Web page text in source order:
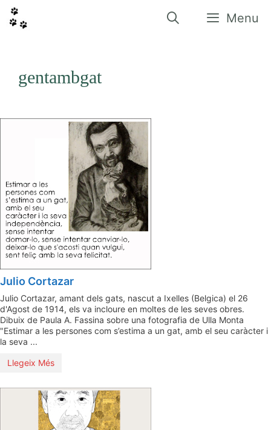
contingut
Menu
gentambgat
Julio Cortazar
Julio Cortazar, amant dels gats, nascut a Ixelles (Belgica) el 26
d'Agost de 1914, els va incloure en moltes de les seves obres.
Dibuix de Paula A. Fassina sobre una fotografia de Ulla Monta
"Estimar a les persones com s’estima a un gat, amb el seu caràcter i
la seva ...
Llegeix Més